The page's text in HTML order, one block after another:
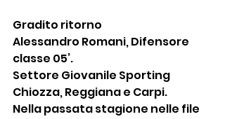
Gradito ritorno
Alessandro Romani, Difensore
classe 05’.
Settore Giovanile Sporting
Chiozza, Reggiana e Carpi.
Nella passata stagione nelle file